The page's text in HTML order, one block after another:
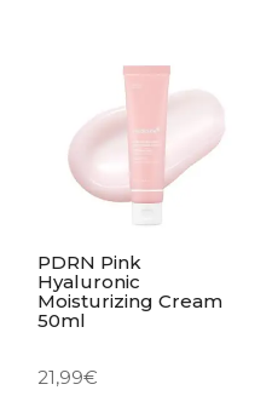
PDRN Pink
Hyaluronic
Moisturizing Cream
50ml
21,99€